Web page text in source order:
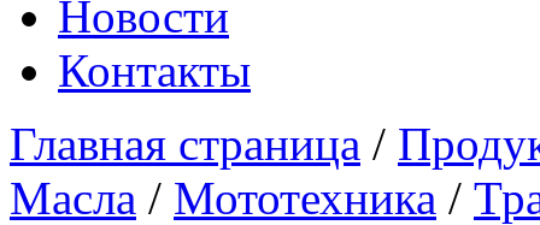
Новости
Контакты
Главная страница /
Масла / Мототехника /